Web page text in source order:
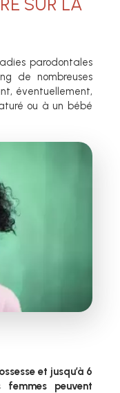
parodontales
de nombreuses
éventuellement,
ou à un bébé
et jusqu’à 6
femmes peuvent